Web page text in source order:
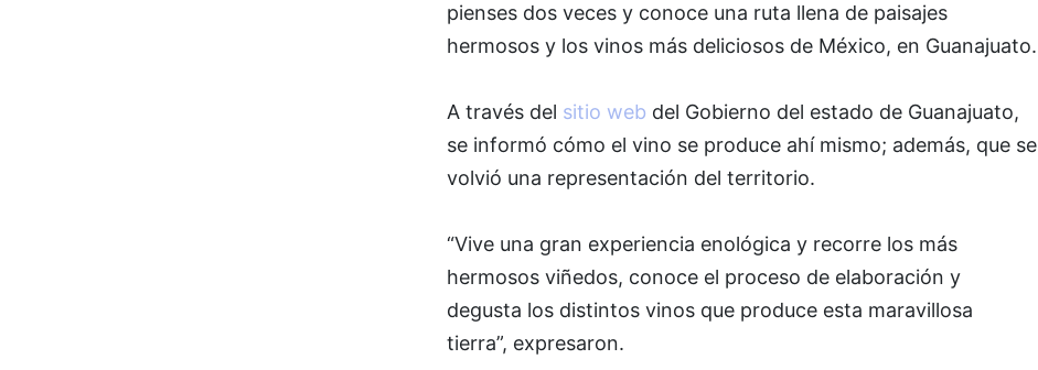
pienses dos veces y conoce una ruta llena de paisajes
hermosos y los vinos más deliciosos de México, en Guanajuato.
A través del sitio web del Gobierno del estado de Guanajuato,
se informó cómo el vino se produce ahí mismo; además, que se
volvió una representación del territorio.
“Vive una gran experiencia enológica y recorre los más
hermosos viñedos, conoce el proceso de elaboración y
degusta los distintos vinos que produce esta maravillosa
tierra”, expresaron.